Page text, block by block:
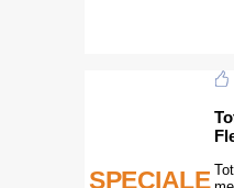
SPECIALE